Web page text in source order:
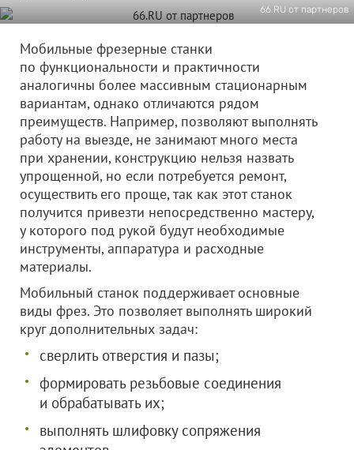
66.RU от партнеров
Мобильные фрезерные станки
по функциональности и практичности
аналогичны более массивным стационарным
вариантам, однако отличаются рядом
преимуществ. Например, позволяют выполнять
работу на выезде, не занимают много места
при хранении, конструкцию нельзя назвать
упрощенной, но если потребуется ремонт,
осуществить его проще, так как этот станок
получится привезти непосредственно мастеру,
у которого под рукой будут необходимые
инструменты, аппаратура и расходные
материалы.
Мобильный станок поддерживает основные
виды фрез. Это позволяет выполнять широкий
круг дополнительных задач:
сверлить отверстия и пазы;
формировать резьбовые соединения
и обрабатывать их;
выполнять шлифовку сопряжения